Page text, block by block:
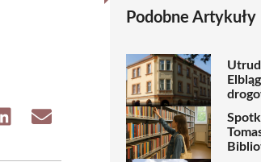
Share Share
Podobne Artykuły